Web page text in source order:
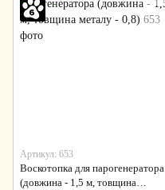
Артикул: 653
Воскотопка для парогенератора
(довжина - 1,5 м, товщина